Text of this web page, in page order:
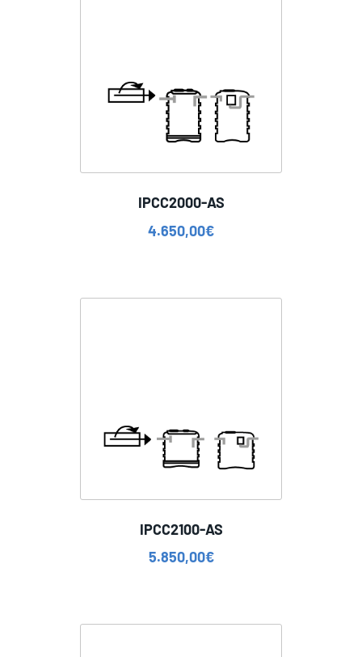
IPCC2000-AS
4.650,00€
IPCC2100-AS
5.850,00€